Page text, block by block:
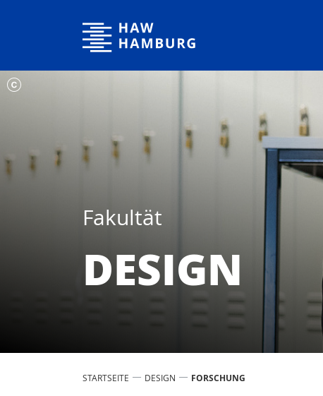
Hochschule für Angewandte Wissenschaften Hamburg
Fakultät
DESIGN
STARTSEITE DESIGN FORSCHUNG